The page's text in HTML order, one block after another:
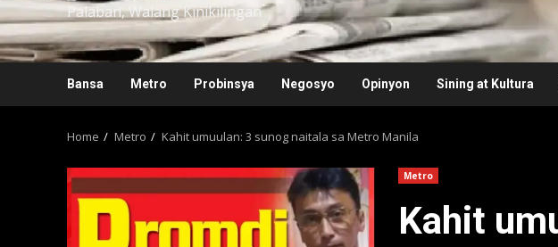
Palaban, Walang Kinikilingan
Bansa Metro Probinsya Negosyo Opinyon Sining at Kultura
Home Metro Kahit umuulan: 3 sunog naitala sa Metro Manila
Metro
Kahit